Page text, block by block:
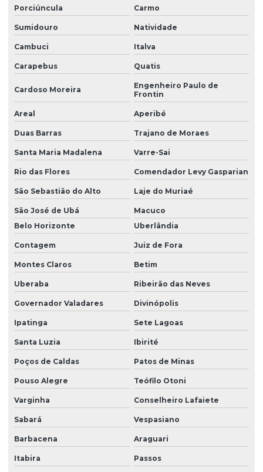
Porciúncula Carmo
Sumidouro Natividade
Cambuci Italva
Carapebus Quatis
Cardoso Moreira
Engenheiro Paulo de
Frontin
Areal Aperibé
Duas Barras Trajano de Moraes
Santa Maria Madalena Varre-Sai
Rio das Flores Comendador Levy Gasparian
São Sebastião do Alto Laje do Muriaé
São José de Ubá
Macuco
Belo Horizonte
Uberlândia
Contagem Juiz de Fora
Montes Claros Betim
Uberaba Ribeirão das Neves
Governador Valadares Divinópolis
Ipatinga Sete Lagoas
Santa Luzia Ibirité
Poços de Caldas Patos de Minas
Pouso Alegre Teófilo Otoni
Varginha Conselheiro Lafaiete
Sabará Vespasiano
Barbacena Araguari
Itabira Passos